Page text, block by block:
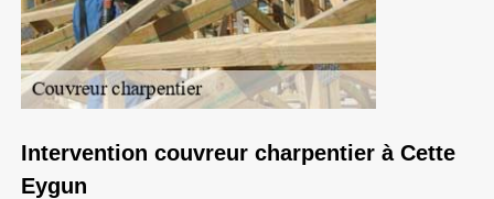
Intervention couvreur charpentier à Cette
Eygun